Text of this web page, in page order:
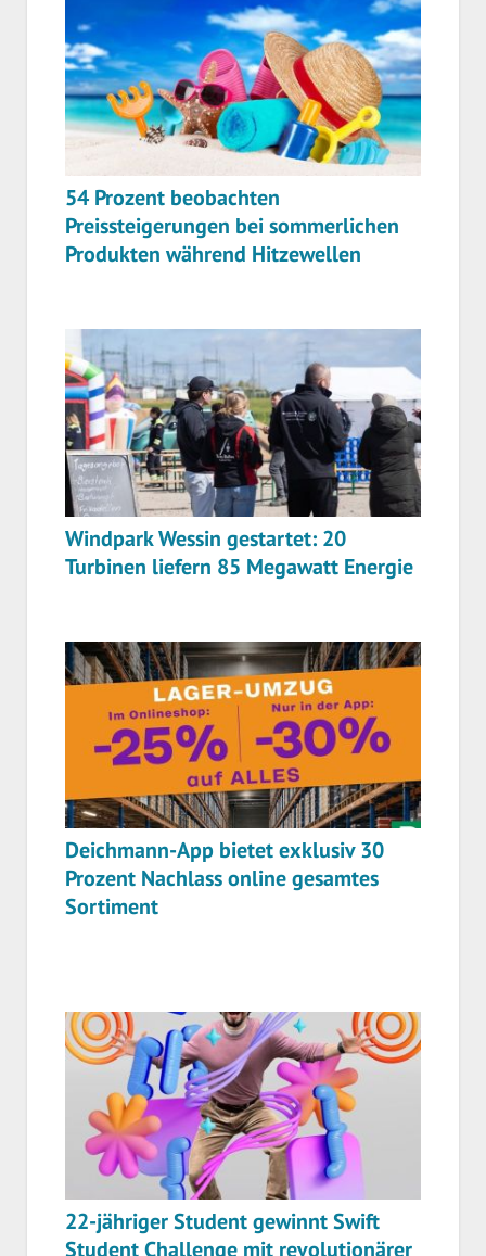
54 Prozent beobachten
Preissteigerungen bei sommerlichen
Produkten während Hitzewellen
Windpark Wessin gestartet: 20
Turbinen liefern 85 Megawatt Energie
Deichmann-App bietet exklusiv 30
Prozent Nachlass online gesamtes
Sortiment
22-jähriger Student gewinnt Swift
Student Challenge mit revolutionärer